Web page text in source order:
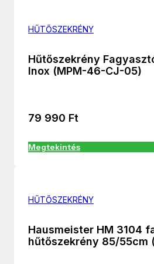
HŰTŐSZEKRÉNY
Hűtőszekrény
Inox (MPM-46-CJ-05)
79 990 Ft
Megtekintés
HŰTŐSZEKRÉNY
Hausmeister HM 3104
hűtőszekrény 85/55cm